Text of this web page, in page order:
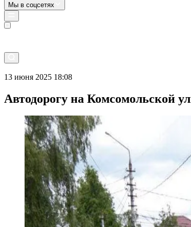
Мы в соцсетях
13 июня 2025 18:08
Автодорогу на Комсомольской